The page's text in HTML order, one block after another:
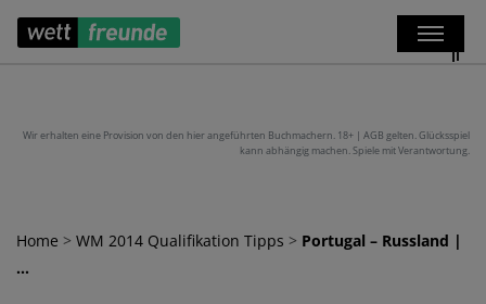
Wir erhalten eine Provision von den hier angeführten Buchmachern. 18+ | AGB gelten. Glücksspiel
kann abhängig machen. Spiele mit Verantwortung.
Home > WM 2014 Qualifikation Tipps > Portugal – Russland |
…